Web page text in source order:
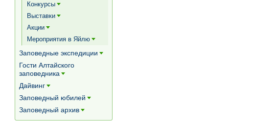
Конкурсы
Выставки
Акции
Мероприятия в Яйлю
Заповедные экспедиции
Гости Алтайского
заповедника
Дайвинг
Заповедный юбилей
Заповедный архив